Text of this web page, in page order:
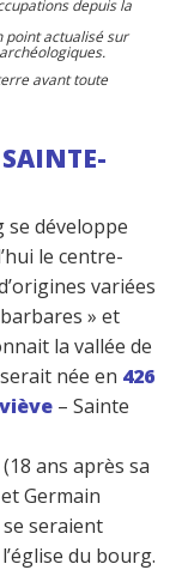
depuis la
point actualisé sur
avant toute
se développe
le centre-
variées
» et
la vallée de
née en 426
– Sainte
ans après sa
Germain
seraient
du bourg.